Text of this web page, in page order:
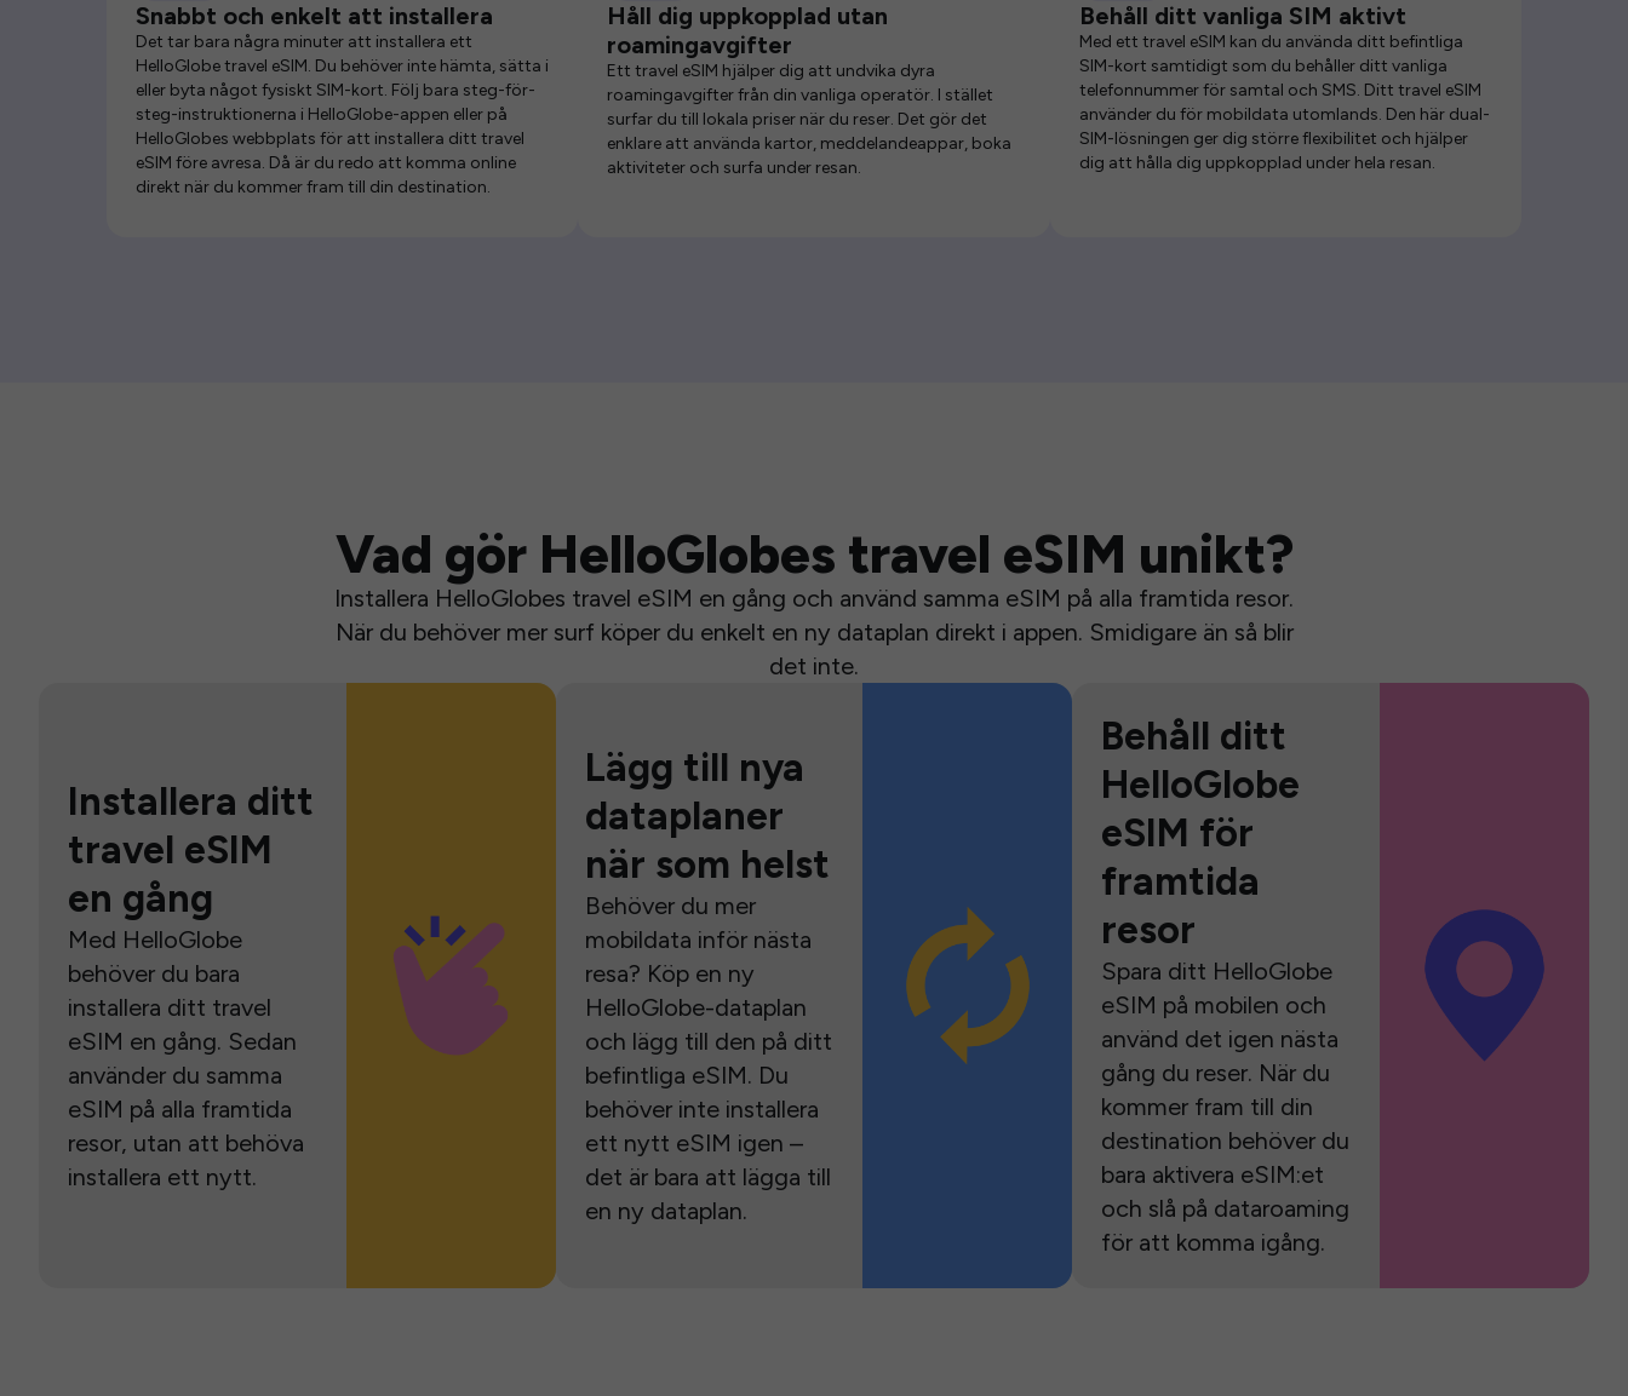
Snabbt och enkelt att installera
Det tar bara några minuter att installera ett
HelloGlobe travel eSIM. Du behöver inte hämta, sätta i
eller byta något fysiskt SIM-kort. Följ bara steg-för-
steg-instruktionerna i HelloGlobe-appen eller på
HelloGlobes webbplats för att installera ditt travel
eSIM före avresa. Då är du redo att komma online
direkt när du kommer fram till din destination.
Håll dig uppkopplad utan
roamingavgifter
Ett travel eSIM hjälper dig att undvika dyra
roamingavgifter från din vanliga operatör. I stället
surfar du till lokala priser när du reser. Det gör det
enklare att använda kartor, meddelandeappar, boka
aktiviteter och surfa under resan.
Behåll ditt vanliga SIM aktivt
Med ett travel eSIM kan du använda ditt befintliga
SIM-kort samtidigt som du behåller ditt vanliga
telefonnummer för samtal och SMS. Ditt travel eSIM
använder du för mobildata utomlands. Den här dual-
SIM-lösningen ger dig större flexibilitet och hjälper
dig att hålla dig uppkopplad under hela resan.
Vad gör HelloGlobes travel eSIM unikt?
Installera HelloGlobes travel eSIM en gång och använd samma eSIM på alla framtida resor.
När du behöver mer surf köper du enkelt en ny dataplan direkt i appen. Smidigare än så blir
det inte.
Installera ditt
travel eSIM
en gång
Med HelloGlobe
behöver du bara
installera ditt travel
eSIM en gång. Sedan
använder du samma
eSIM på alla framtida
resor, utan att behöva
installera ett nytt.
Lägg till nya
dataplaner
när som helst
Behöver du mer
mobildata inför nästa
resa? Köp en ny
HelloGlobe-dataplan
och lägg till den på ditt
befintliga eSIM. Du
behöver inte installera
ett nytt eSIM igen –
det är bara att lägga till
en ny dataplan.
Behåll ditt
HelloGlobe
eSIM för
framtida
resor
Spara ditt HelloGlobe
eSIM på mobilen och
använd det igen nästa
gång du reser. När du
kommer fram till din
destination behöver du
bara aktivera eSIM:et
och slå på dataroaming
för att komma igång.